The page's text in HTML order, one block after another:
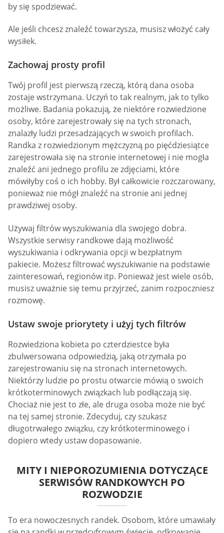
by się spodziewać.
Ale jeśli chcesz znaleźć towarzysza, musisz włożyć cały
wysiłek.
Zachowaj prosty profil
Twój profil jest pierwszą rzeczą, którą dana osoba
zostaje wstrzymana. Uczyń to tak realnym, jak to tylko
możliwe. Badania pokazują, że niektóre rozwiedzione
osoby, które zarejestrowały się na tych stronach,
znalazły ludzi przesadzających w swoich profilach.
Randka z rozwiedzionym mężczyzną po pięćdziesiątce
zarejestrowała się na stronie internetowej i nie mogła
znaleźć ani jednego profilu ze zdjęciami, które
mówiłyby coś o ich hobby. Był całkowicie rozczarowany,
ponieważ nie mógł znaleźć na stronie ani jednej
prawdziwej osoby.
Używaj filtrów wyszukiwania dla swojego dobra.
Wszystkie serwisy randkowe dają możliwość
wyszukiwania i odkrywania opcji w bezpłatnym
pakiecie. Możesz filtrować wyszukiwanie na podstawie
zainteresowań, regionów itp. Ponieważ jest wiele osób,
musisz uważnie się temu przyjrzeć, zanim rozpoczniesz
rozmowę.
Ustaw swoje priorytety i użyj tych filtrów
Rozwiedziona kobieta po czterdziestce była
zbulwersowana odpowiedzią, jaką otrzymała po
zarejestrowaniu się na stronach internetowych.
Niektórzy ludzie po prostu otwarcie mówią o swoich
krótkoterminowych związkach lub podłączają się.
Chociaż nie jest to złe, ale druga osoba może nie być
na tej samej stronie. Zdecyduj, czy szukasz
długotrwałego związku, czy krótkoterminowego i
dopiero wtedy ustaw dopasowanie.
MITY I NIEPOROZUMIENIA DOTYCZĄCE
SERWISÓW RANDKOWYCH PO
ROZWODZIE
To era nowoczesnych randek. Osobom, które umawiały